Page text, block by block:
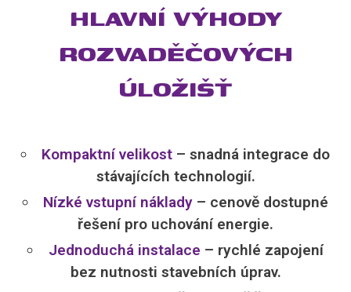
HLAVNÍ VÝHODY
ROZVADĚČOVÝCH
ÚLOŽIŠŤ
Kompaktní velikost – snadná integrace do
stávajících technologií.
Nízké vstupní náklady – cenově dostupné
řešení pro uchování energie.
Jednoduchá instalace – rychlé zapojení
bez nutnosti stavebních úprav.